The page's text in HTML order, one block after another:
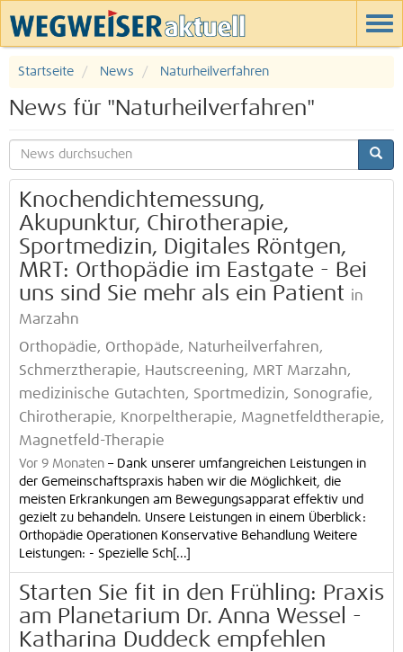
Startseite News Naturheilverfahren
News für "Naturheilverfahren"
Knochendichtemessung,
Akupunktur, Chirotherapie,
Sportmedizin, Digitales Röntgen,
MRT: Orthopädie im Eastgate - Bei
uns sind Sie mehr als ein Patient in
Marzahn
Orthopädie, Orthopäde, Naturheilverfahren,
Schmerztherapie, Hautscreening, MRT Marzahn,
medizinische Gutachten, Sportmedizin, Sonografie,
Chirotherapie, Knorpeltherapie, Magnetfeldtherapie,
Magnetfeld-Therapie
Vor 9 Monaten – Dank unserer umfangreichen Leistungen in
der Gemeinschaftspraxis haben wir die Möglichkeit, die
meisten Erkrankungen am Bewegungsapparat effektiv und
gezielt zu behandeln. Unsere Leistungen in einem Überblick:
Orthopädie Operationen Konservative Behandlung Weitere
Leistungen: - Spezielle Sch[...]
Starten Sie fit in den Frühling: Praxis
am Planetarium Dr. Anna Wessel -
Katharina Duddeck empfehlen